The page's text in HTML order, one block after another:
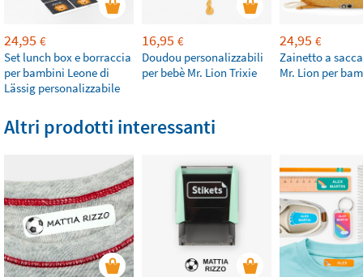
24,95 €
Set lunch box e borraccia
per bambini Leone di
Lässig personalizzabile
16,95 €
Doudou personalizzabili
per bebè Mr. Lion Trixie
24,95 €
Zainetto a
Mr. Lion per
Altri prodotti interessanti